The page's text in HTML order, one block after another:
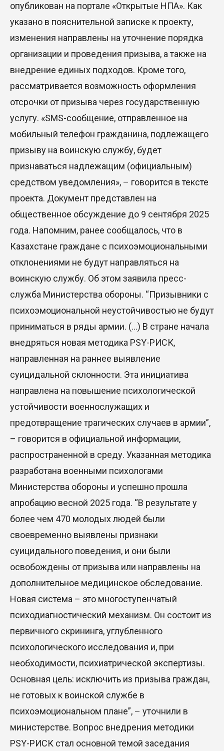
опубликован на портале «Открытые НПА». Как
указано в пояснительной записке к проекту,
изменения направлены на уточнение порядка
организации и проведения призыва, а также на
внедрение единых подходов. Кроме того,
рассматривается возможность оформления
отсрочки от призыва через государственную
услугу. «SMS-сообщение, отправленное на
мобильный телефон гражданина, подлежащего
призыву на воинскую службу, будет
признаваться надлежащим (официальным)
средством уведомления», – говорится в тексте
проекта. Документ представлен на
общественное обсуждение до 9 сентября 2025
года. Напомним, ранее сообщалось, что в
Казахстане граждане с психоэмоциональными
отклонениями не будут направляться на
воинскую службу. Об этом заявила пресс-
служба Министерства обороны. “Призывники с
психоэмоциональной неустойчивостью не будут
приниматься в ряды армии. (…) В стране начала
внедряться новая методика PSY-РИСК,
направленная на раннее выявление
суицидальной склонности. Эта инициатива
направлена на повышение психологической
устойчивости военнослужащих и
предотвращение трагических случаев в армии”,
– говорится в официальной информации,
распространенной в среду. Указанная методика
разработана военными психологами
Министерства обороны и успешно прошла
апробацию весной 2025 года. “В результате у
более чем 470 молодых людей были
своевременно выявлены признаки
суицидального поведения, и они были
освобождены от призыва или направлены на
дополнительное медицинское обследование.
Новая система – это многоступенчатый
психодиагностический механизм. Он состоит из
первичного скрининга, углубленного
психологического исследования и, при
необходимости, психиатрической экспертизы.
Основная цель: исключить из призыва граждан,
не готовых к воинской службе в
психоэмоциональном плане”, – уточнили в
министерстве. Вопрос внедрения методики
PSY-РИСК стал основной темой заседания